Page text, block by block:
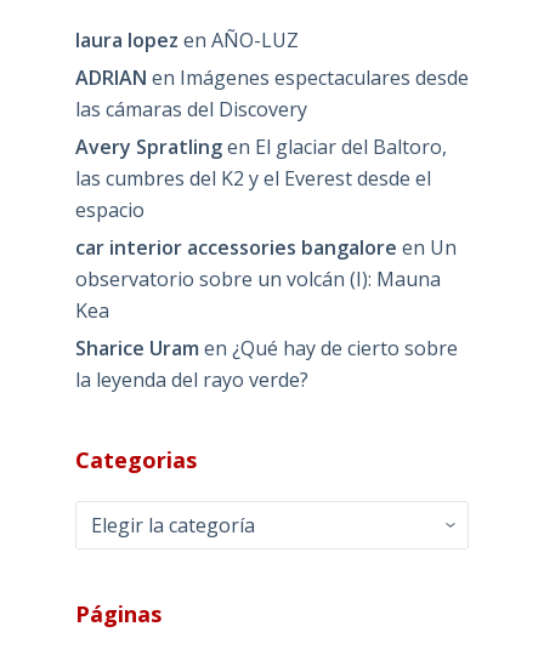
laura lopez en AÑO-LUZ
ADRIAN en Imágenes espectaculares desde
las cámaras del Discovery
Avery Spratlingen El glaciar del Baltoro,
las cumbres del K2 y el Everest desde el
espacio
car interior accessories bangalore en Un
observatorio sobre un volcán (I): Mauna
Kea
Sharice Uram en ¿Qué hay de cierto sobre
la leyenda del rayo verde?
Categorias
Categorias
Páginas